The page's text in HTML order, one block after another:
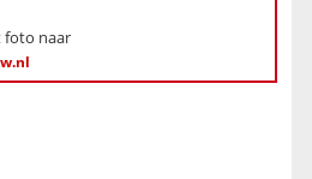
foto naar